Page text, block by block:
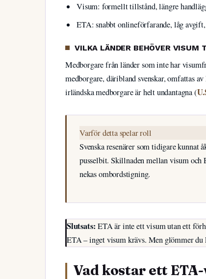
Visum: formellt tillstånd, längre
ETA: snabbt onlineförfarande, låg
VILKA LÄNDER BEHÖVER VISUM
Medborgare från länder som inte har
medborgare, däribland svenskar, omfattas
irländska medborgare är helt undantagna (
Varför detta spelar roll
Svenska resenärer som tidigare kunnat
pusselbit. Skillnaden mellan visum
nekas ombordstigning.
Slutsats: ETA är inte ett visum utan ett
ETA – inget visum krävs. Men glömmer
Vad kostar ett